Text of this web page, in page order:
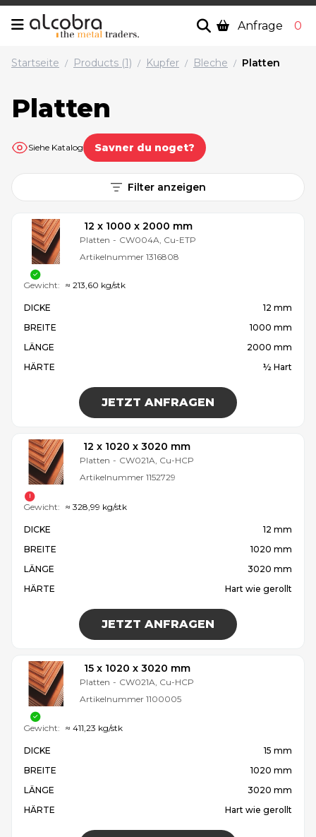
Anfrage 0
Startseite / Products (1) / Kupfer / Bleche / Platten
Platten
Siehe Katalog Savner du noget?
Filter anzeigen
12 x 1000 x 2000 mm
Platten - CW004A, Cu-ETP
Artikelnummer 1316808
DICKE
12 mm
BREITE
1000 mm
LÄNGE
2000 mm
HÄRTE
½ Hart
JETZT ANFRAGEN
Gewicht: ≈ 213,60 kg/stk
12 x 1020 x 3020 mm
Platten - CW021A, Cu-HCP
Artikelnummer 1152729
DICKE
12 mm
BREITE
1020 mm
LÄNGE
3020 mm
HÄRTE
Hart wie gerollt
JETZT ANFRAGEN
Gewicht: ≈ 328,99 kg/stk
15 x 1020 x 3020 mm
Platten - CW021A, Cu-HCP
Artikelnummer 1100005
DICKE
15 mm
BREITE
1020 mm
LÄNGE
3020 mm
HÄRTE
Hart wie gerollt
Gewicht: ≈ 411,23 kg/stk